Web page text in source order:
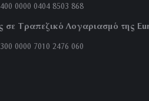
0000 0404 8503 868
Τραπεζικό Λογαριασμό της
0000 7010 2476 060